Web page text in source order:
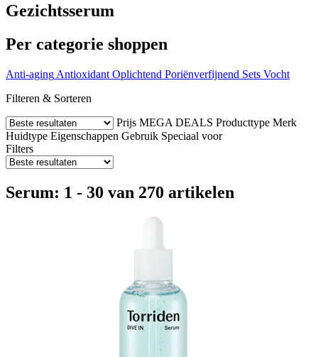
Gezichtsserum
Per categorie shoppen
Anti-aging Antioxidant Oplichtend Poriënverfijnend Sets Vocht
Filteren & Sorteren
Prijs MEGA DEALS Producttype Merk
Huidtype Eigenschappen Gebruik Speciaal voor
Filters
Serum: 1 - 30 van 270 artikelen